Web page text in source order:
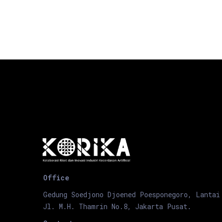
Office
Gedung Soedjono Djoened Poesponegoro,
Jl. M.H. Thamrin No.8, Jakarta Pusat.